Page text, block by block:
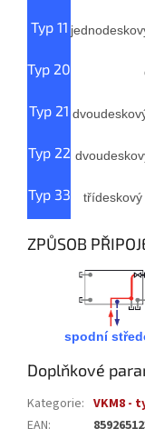
Typ 11
Typ 20
Typ 21
Typ 22
Typ 33
ZPŮSOB
spodní
Doplňkové
Kategorie: VKM8 -
EAN: